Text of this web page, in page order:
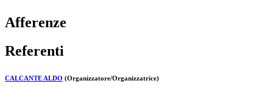
Afferenze
Referenti
CALCANTE ALDO (Organizzatore/Organizzatrice)